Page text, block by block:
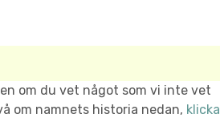
om du vet något som vi inte vet
om namnets historia nedan, klicka